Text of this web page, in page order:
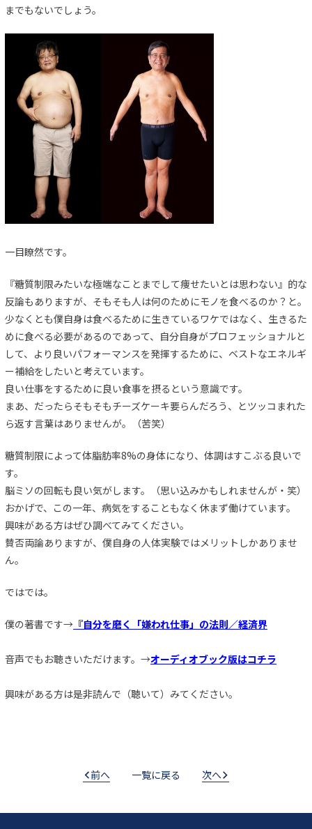
までもないでしょう。
一目瞭然です。
『糖質制限みたいな極端なことまでして痩せたいとは思わない』的な
反論もありますが、そもそも人は何のためにモノを食べるのか？と。
少なくとも僕自身は食べるために生きているワケではなく、生きるた
めに食べる必要があるのであって、自分自身がプロフェッショナルと
して、より良いパフォーマンスを発揮するために、ベストなエネルギ
ー補給をしたいと考えています。
良い仕事をするために良い食事を摂るという意識です。
まあ、だったらそもそもチーズケーキ要らんだろう、とツッコまれた
ら返す言葉はありませんが。（苦笑）
糖質制限によって体脂肪率8%の身体になり、体調はすこぶる良いで
す。
脳ミソの回転も良い気がします。（思い込みかもしれませんが・笑）
おかげで、この一年、病気をすることもなく休まず働けています。
興味がある方はぜひ調べてみてください。
賛否両論ありますが、僕自身の人体実験ではメリットしかありませ
ん。
ではでは。
僕の著書です→ 『自分を磨く「嫌われ仕事」の法則／経済界
音声でもお聴きいただけます。→オーディオブック版はコチラ
興味がある方は是非読んで（聴いて）みてください。
前へ 一覧に戻る 次へ